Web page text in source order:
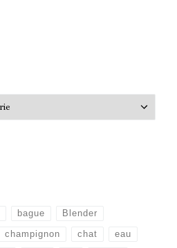
bague Blender
champignon chat eau